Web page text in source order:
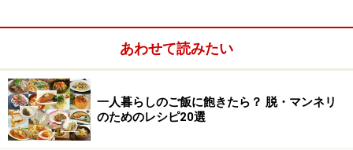
次のページで「家計簿ナシ」の方法を紹介していきます
が、やっぱり、できるのであれば
あわせて読みたい
一人暮らしのご飯に飽きたら？ 脱・マンネリ
のためのレシピ20選